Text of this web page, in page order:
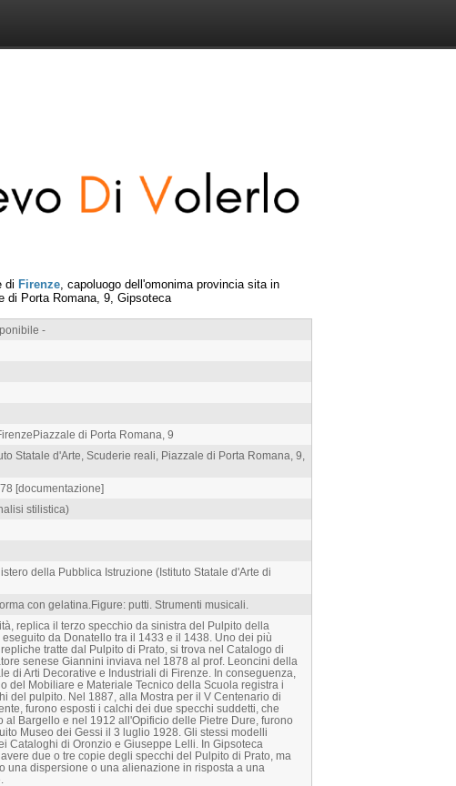
di Firenze , capoluogo dell'omonima provincia sita in
di Porta Romana, 9, Gipsoteca
-
di Porta Romana, 9
Statale d'Arte, Scuderie reali, Piazzale di Porta Romana, 9,
[documentazione]
stilistica)
della Pubblica Istruzione (Istituto Statale d'Arte di
con gelatina.Figure: putti. Strumenti musicali.
replica il terzo specchio da sinistra del Pulpito della
da Donatello tra il 1433 e il 1438. Uno dei più
tratte dal Pulpito di Prato, si trova nel Catalogo di
senese Giannini inviava nel 1878 al prof. Leoncini della
di Arti Decorative e Industriali di Firenze. In conseguenza,
del Mobiliare e Materiale Tecnico della Scuola registra i
del pulpito. Nel 1887, alla Mostra per il V Centenario di
furono esposti i calchi dei due specchi suddetti, che
al Bargello e nel 1912 all'Opificio delle Pietre Dure, furono
Museo dei Gessi il 3 luglio 1928. Gli stessi modelli
Cataloghi di Oronzio e Giuseppe Lelli. In Gipsoteca
due o tre copie degli specchi del Pulpito di Prato, ma
una dispersione o una alienazione in risposta a una